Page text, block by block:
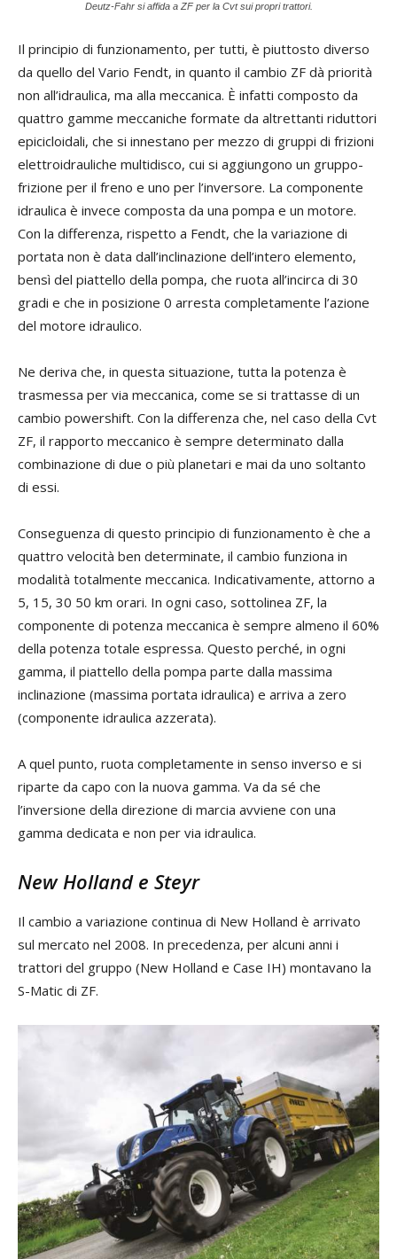
Deutz-Fahr si affida a ZF per la Cvt sui propri trattori.
Il principio di funzionamento, per tutti, è piuttosto diverso
da quello del Vario Fendt, in quanto il cambio ZF dà priorità
non all’idraulica, ma alla meccanica. È infatti composto da
quattro gamme meccaniche formate da altrettanti riduttori
epicicloidali, che si innestano per mezzo di gruppi di frizioni
elettroidrauliche multidisco, cui si aggiungono un gruppo-
frizione per il freno e uno per l’inversore. La componente
idraulica è invece composta da una pompa e un motore.
Con la differenza, rispetto a Fendt, che la variazione di
portata non è data dall’inclinazione dell’intero elemento,
bensì del piattello della pompa, che ruota all’incirca di 30
gradi e che in posizione 0 arresta completamente l’azione
del motore idraulico.
Ne deriva che, in questa situazione, tutta la potenza è
trasmessa per via meccanica, come se si trattasse di un
cambio powershift. Con la differenza che, nel caso della Cvt
ZF, il rapporto meccanico è sempre determinato dalla
combinazione di due o più planetari e mai da uno soltanto
di essi.
Conseguenza di questo principio di funzionamento è che a
quattro velocità ben determinate, il cambio funziona in
modalità totalmente meccanica. Indicativamente, attorno a
5, 15, 30 50 km orari. In ogni caso, sottolinea ZF, la
componente di potenza meccanica è sempre almeno il 60%
della potenza totale espressa. Questo perché, in ogni
gamma, il piattello della pompa parte dalla massima
inclinazione (massima portata idraulica) e arriva a zero
(componente idraulica azzerata).
A quel punto, ruota completamente in senso inverso e si
riparte da capo con la nuova gamma. Va da sé che
l’inversione della direzione di marcia avviene con una
gamma dedicata e non per via idraulica.
New Holland e Steyr
Il cambio a variazione continua di New Holland è arrivato
sul mercato nel 2008. In precedenza, per alcuni anni i
trattori del gruppo (New Holland e Case IH) montavano la
S-Matic di ZF.